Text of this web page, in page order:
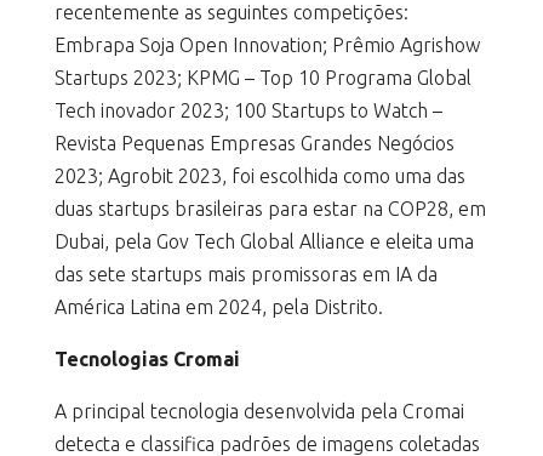
recentemente as seguintes competições:
Embrapa Soja Open Innovation; Prêmio Agrishow
Startups 2023; KPMG – Top 10 Programa Global
Tech inovador 2023; 100 Startups to Watch –
Revista Pequenas Empresas Grandes Negócios
2023; Agrobit 2023, foi escolhida como uma das
duas startups brasileiras para estar na COP28, em
Dubai, pela Gov Tech Global Alliance e eleita uma
das sete startups mais promissoras em IA da
América Latina em 2024, pela Distrito.
Tecnologias Cromai
A principal tecnologia desenvolvida pela Cromai
detecta e classifica padrões de imagens coletadas